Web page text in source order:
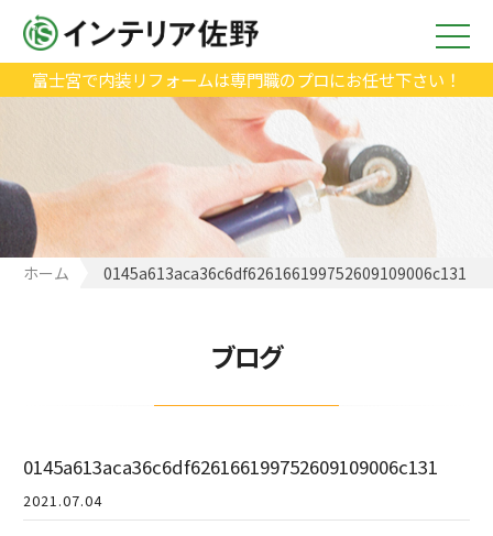
富士宮で内装リフォームは専門職のプロにお任せ下さい！
ホーム 0145a613aca36c6df626166199752609109006c131
ブログ
0145a613aca36c6df626166199752609109006c131
2021.07.04